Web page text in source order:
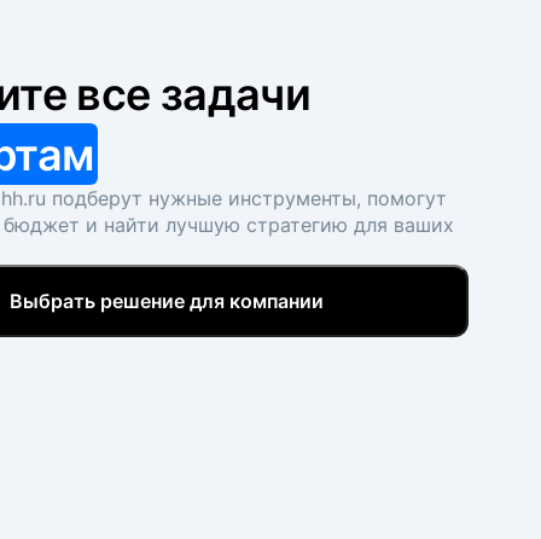
все задачи
подберут нужные инструменты, помогут
бюджет и найти лучшую стратегию для ваших
Выбрать решение для компании